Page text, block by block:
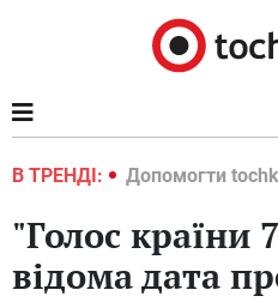
В ТРЕНДІ:
2022 Допомогти
"Голос країни
відома дата